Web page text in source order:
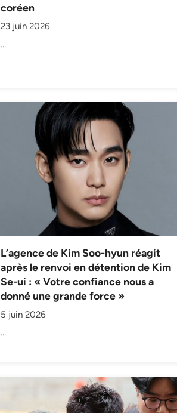
coréen
23 juin 2026
…
L’agence de Kim Soo-hyun réagit
après le renvoi en détention de Kim
Se-ui : « Votre confiance nous a
donné une grande force »
5 juin 2026
…